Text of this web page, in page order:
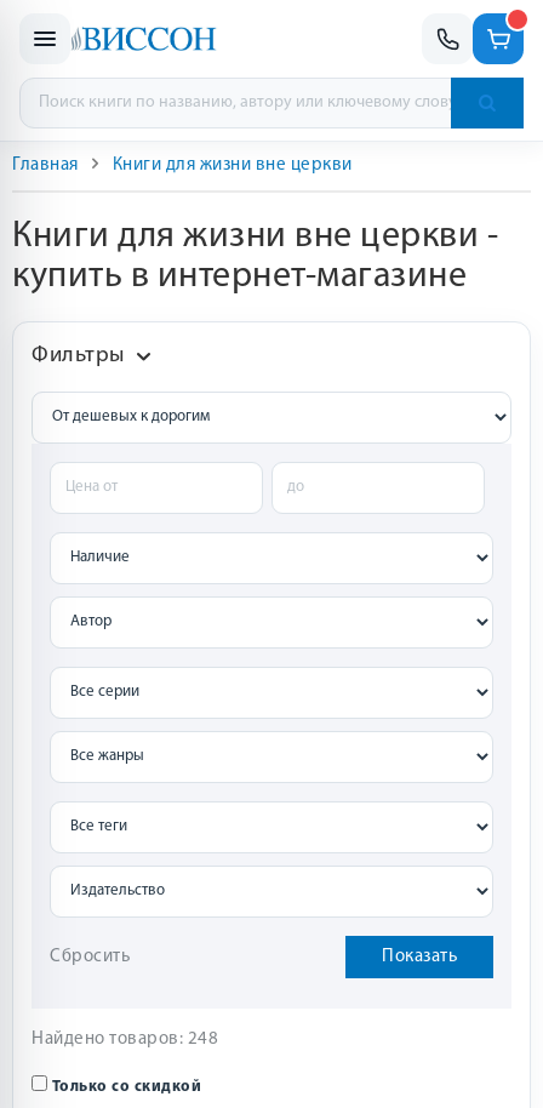
Главная Книги для жизни вне церкви
Книги для жизни вне церкви -
купить в интернет-магазине
Фильтры
Сбросить Показать
Найдено товаров: 248
Только со скидкой